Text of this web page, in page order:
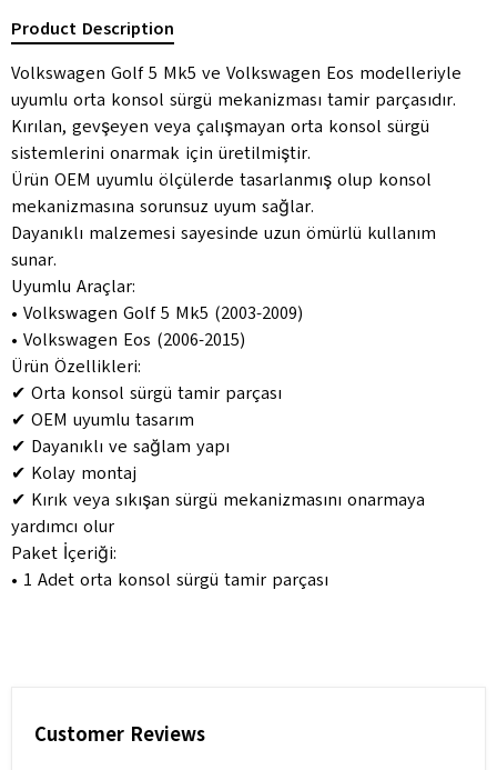
Product Description
Volkswagen Golf 5 Mk5 ve Volkswagen Eos modelleriyle
uyumlu orta konsol sürgü mekanizması tamir parçasıdır.
Kırılan, gevşeyen veya çalışmayan orta konsol sürgü
sistemlerini onarmak için üretilmiştir.
Ürün OEM uyumlu ölçülerde tasarlanmış olup konsol
mekanizmasına sorunsuz uyum sağlar.
Dayanıklı malzemesi sayesinde uzun ömürlü kullanım
sunar.
Uyumlu Araçlar:
• Volkswagen Golf 5 Mk5 (2003-2009)
• Volkswagen Eos (2006-2015)
Ürün Özellikleri:
✔ Orta konsol sürgü tamir parçası
✔ OEM uyumlu tasarım
✔ Dayanıklı ve sağlam yapı
✔ Kolay montaj
✔ Kırık veya sıkışan sürgü mekanizmasını onarmaya
yardımcı olur
Paket İçeriği:
• 1 Adet orta konsol sürgü tamir parçası
Customer Reviews